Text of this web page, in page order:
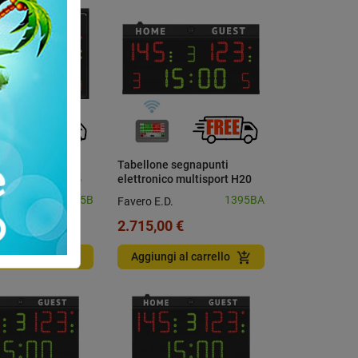
multisport H15
1395B
€
al carrello add_shopping_cart
Tabellone segnapunti
elettronico multisport H20
Favero E.D. 1395BA
2.715,00 €
Aggiungi al carrello add_shopping_cart